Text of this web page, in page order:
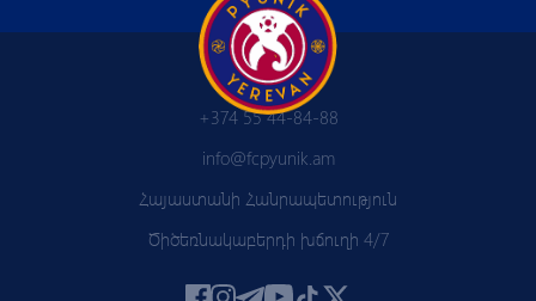
+374 55 44-84-88
info@fcpyunik.am
Հայաստանի Հանրապետություն
Ծիծեռնակաբերդի խճուղի 4/7